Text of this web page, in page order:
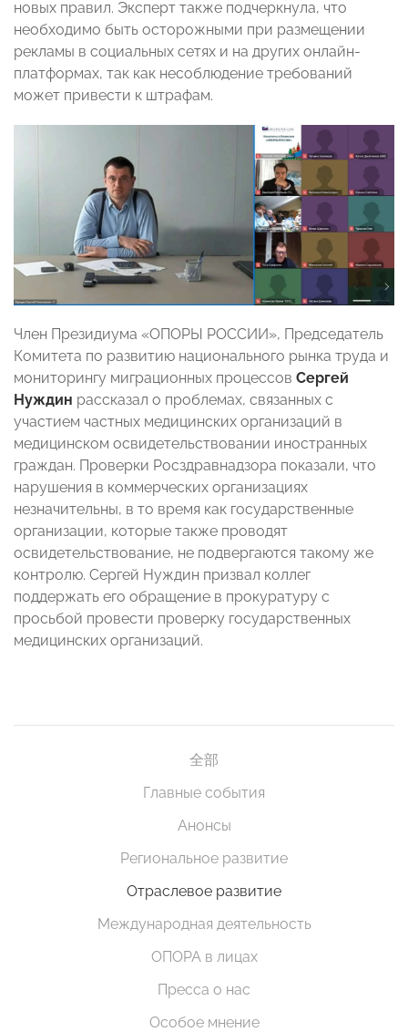
новых правил. Эксперт также подчеркнула, что
необходимо быть осторожными при размещении
рекламы в социальных сетях и на других онлайн-
платформах, так как несоблюдение требований
может привести к штрафам.
Член Президиума «ОПОРЫ РОССИИ», Председатель
Комитета по развитию национального рынка труда и
мониторингу миграционных процессов Сергей
Нуждин рассказал о проблемах, связанных с
участием частных медицинских организаций в
медицинском освидетельствовании иностранных
граждан. Проверки Росздравнадзора показали, что
нарушения в коммерческих организациях
незначительны, в то время как государственные
организации, которые также проводят
освидетельствование, не подвергаются такому же
контролю. Сергей Нуждин призвал коллег
поддержать его обращение в прокуратуру с
просьбой провести проверку государственных
медицинских организаций.
全部
Главные события
Анонсы
Региональное развитие
Отраслевое развитие
Международная деятельность
ОПОРА в лицах
Пресса о нас
Особое мнение